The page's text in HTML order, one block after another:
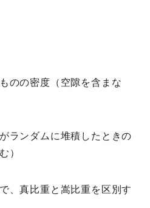
のの密度（空隙を含まな
ランダムに堆積したときの
）
、真比重と嵩比重を区別す